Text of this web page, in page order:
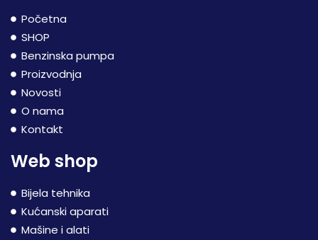
Početna
SHOP
Benzinska pumpa
Proizvodnja
Novosti
O nama
Kontakt
Web shop
Bijela tehnika
Kućanski aparati
Mašine i alati